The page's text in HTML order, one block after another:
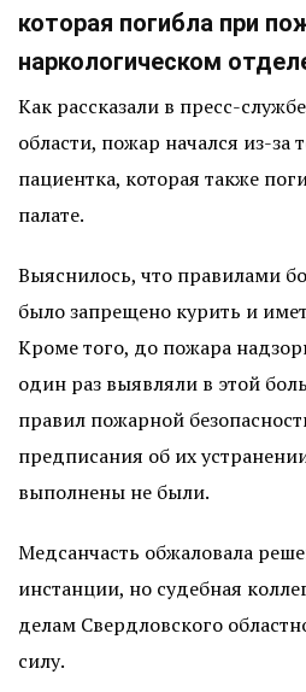
которая погибла при
наркологическом
Как рассказали в пресс-
области, пожар начался из-за
пациентка, которая также
палате.
Выяснилось, что правилами
было запрещено курить и
Кроме того, до пожара
один раз выявляли в этой
правил пожарной
предписания об их
выполнены не были.
Медсанчасть обжаловала
инстанции, но судебная
делам Свердловского
силу.